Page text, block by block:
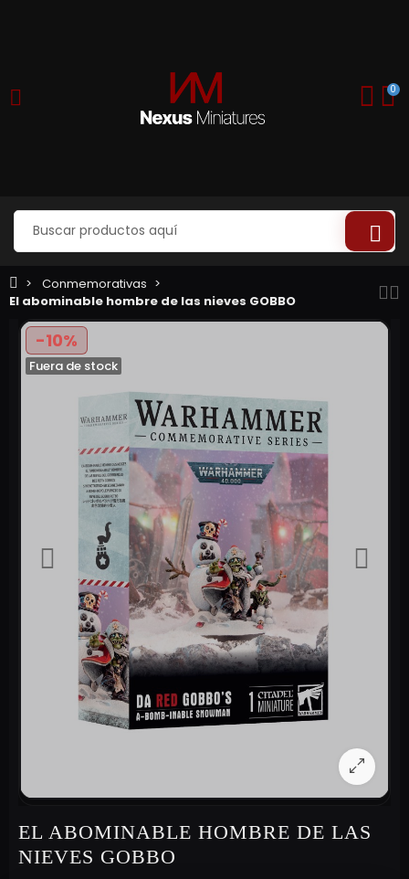
0
Conmemorativas
El abominable hombre de las nieves GOBBO
-10%
Fuera de stock
EL ABOMINABLE HOMBRE DE LAS
NIEVES GOBBO